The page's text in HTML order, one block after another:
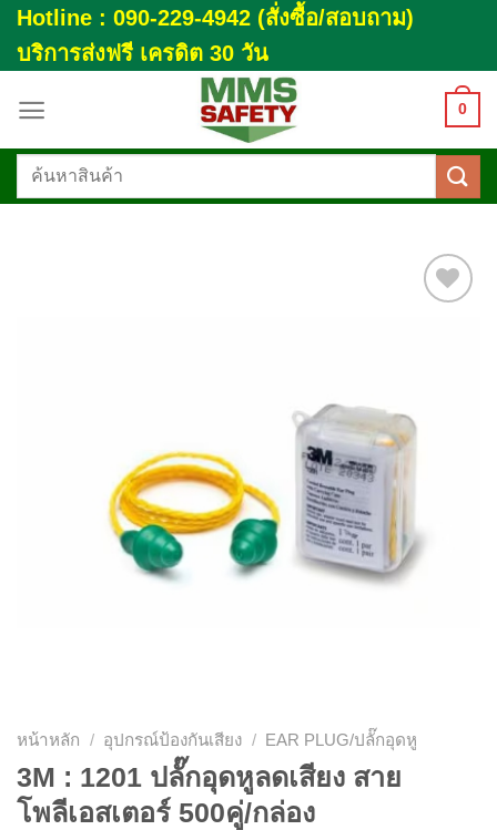
Skip
to
content
Hotline : 090-229-4942 (สั่งซื้อ/สอบถาม)
บริการส่งฟรี เครดิต 30 วัน
0
ค้นหา:
หน้าหลัก / อุปกรณ์ป้องกันเสียง / EAR PLUG/ปลั๊กอุดหู
3M : 1201 ปลั๊กอุดหูลดเสียง สาย
โพลีเอสเตอร์ 500คู่/กล่อง